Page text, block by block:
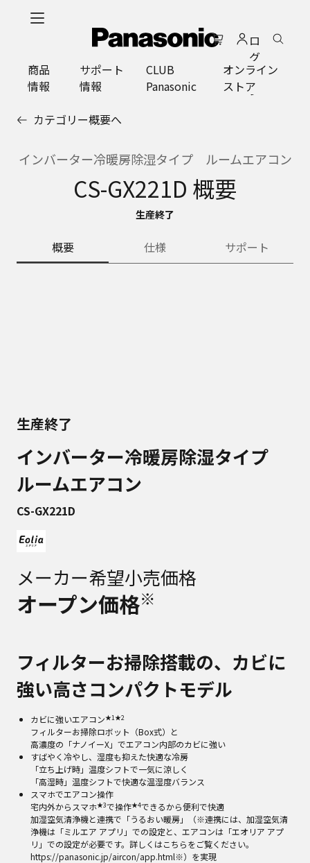
ロ
グ
イ
ン
商品
情報
サポート
情報
CLUB
Panasonic
オンライン
ストア
カテゴリー概要へ
インバーター冷暖房除湿タイプ ルームエアコン
CS-GX221D 概要
生産終了
概要 仕様 サポート
生産終了
インバーター冷暖房除湿タイプ
ルームエアコン
CS-GX221D
メーカー希望小売価格
オープン価格※
フィルターお掃除搭載の、カビに
強い高さコンパクトモデル
カビに強いエアコン★1★2
フィルターお掃除ロボット（Box式）と
高濃度の「ナノイーX」でエアコン内部のカビに強い
すばやく冷やし、湿度も抑えた快適な冷房
「立ち上げ時」温度シフトで一気に涼しく
「高湿時」温度シフトで快適な温湿度バランス
スマホでエアコン操作
宅内外からスマホ★3で操作★4できるから便利で快適
加湿空気清浄機と連携で「うるおい暖房」（※連携には、加湿空気清
浄機は「ミルエア アプリ」での設定と、エアコンは「エオリア アプ
リ」での設定が必要です。詳しくはこちらをご覧ください。
https://panasonic.jp/aircon/app.html※）を実現